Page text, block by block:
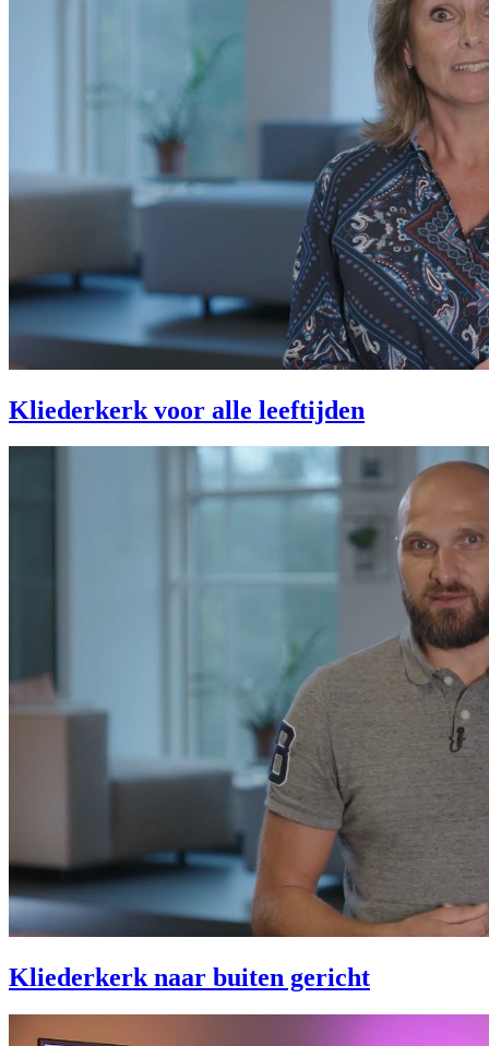
Kliederkerk voor alle leeftijden
Kliederkerk naar buiten gericht